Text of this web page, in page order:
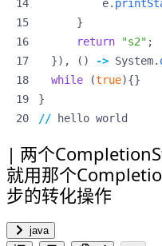
e.
}
return
"s2" ;
}),
() -> System.
while
(true){}
}
// hello world
两个
就用那个
步的转化操作
java